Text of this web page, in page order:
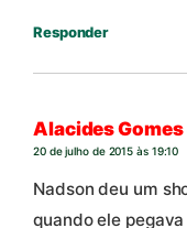
Responder
Alacides Gomes
20 de julho de 2015 às 19:10
Nadson deu um
quando ele